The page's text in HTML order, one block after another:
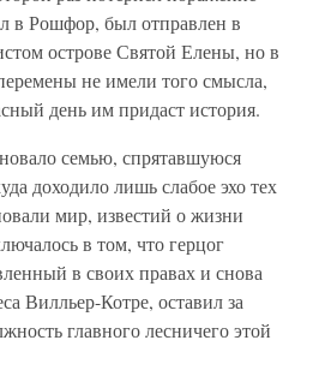
в Рошфор, был отправлен в
острове Святой Елены, но в
не имели того смысла,
день им придаст история.
семью, спрятавшуюся
доходило лишь слабое эхо тех
мир, известий о жизни
в том, что герцог
в своих правах и снова
Вилльер-Котре, оставил за
главного лесничего этой